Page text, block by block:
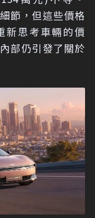
節，但這些價格
新思考車輛的價
部仍引發了關於